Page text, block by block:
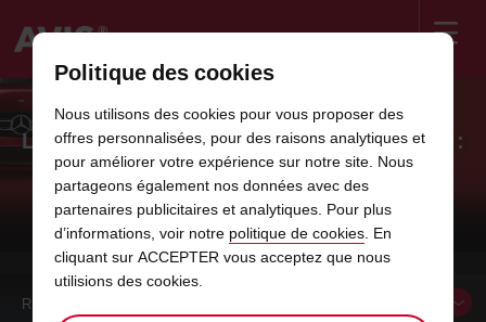
Avis
LOUER UNE VOITURE AVEC AVIS MAROC :
DÉPANNAGE ET ASSISTANCE
Avis Maroc : expertise location voiture au Maroc
RÉSERVER UN
Politique des cookies
Nous utilisons des cookies pour vous proposer des
offres personnalisées, pour des raisons analytiques et
pour améliorer votre expérience sur notre site. Nous
partageons également nos données avec des
partenaires publicitaires et analytiques. Pour plus
d’informations, voir notre politique de cookies. En
cliquant sur ACCEPTER vous acceptez que nous
utilisions des cookies.